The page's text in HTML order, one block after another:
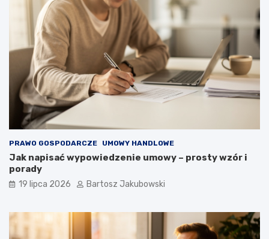
PRAWO GOSPODARCZE UMOWY HANDLOWE
Jak napisać wypowiedzenie umowy – prosty wzór i
porady
19 lipca 2026 Bartosz Jakubowski